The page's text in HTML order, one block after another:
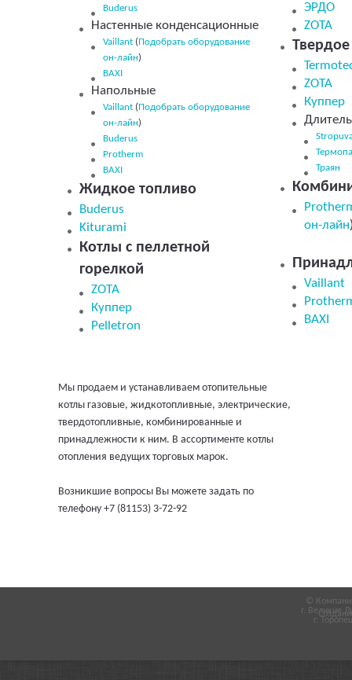
Buderus
Настенные конденсационные
Vaillant ( Подобрать оборудование
он-лайн)
BAXI
Напольные
Vaillant ( Подобрать оборудование
он-лайн)
Buderus
Protherm
BAXI
Жидкое топливо
Buderus
Kiturami
Котлы с пеллетной
горелкой
ZOTA
Куппер
Pelletron
ЭРДО
ZOTA
ZOTA
Куппер
Траян
он-лайн
Vaillant
BAXI
Мы продаем и устанавливаем отопительные
котлы газовые, жидкотопливные, электрические,
твердотопливные, комбинированные и
принадлежности к ним. В ассортименте котлы
отопления ведущих торговых марок.
Возникшие вопросы Вы можете задать по
телефону +7 (81153) 3-72-92
©
г. Великие
г.